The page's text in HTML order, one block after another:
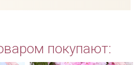
покупают: